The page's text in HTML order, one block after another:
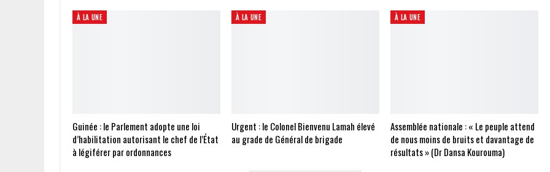
À LA UNE
Guinée : le Parlement adopte une loi
d’habilitation autorisant le chef de l’État
à légiférer par ordonnances
À LA UNE
Urgent : le Colonel Bienvenu Lamah élevé
au grade de Général de brigade
À LA UNE
Assemblée nationale : « Le peuple attend
de nous moins de bruits et davantage de
résultats » (Dr Dansa Kourouma)